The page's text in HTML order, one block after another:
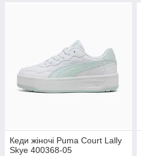
Кеди жіночі Puma Court Lally
Skye 400368-05